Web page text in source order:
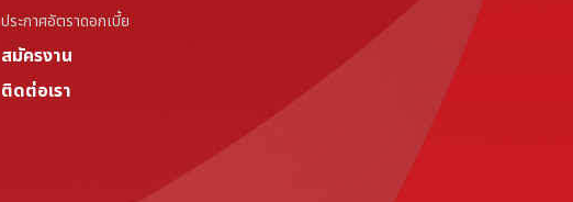
ประกาศอัตราดอกเบี้ย
สมัครงาน
ติดต่อเรา